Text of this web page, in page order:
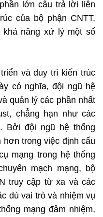
lớn câu trả lời liên
của bộ phận CNTT,
năng xử lý một số
và duy trì kiến ​​trúc
có nghĩa, đội ngũ hệ
quản lý các phần nhất
chẳng hạn như các
Bởi đội ngũ hệ thống
hơn trong việc định cấu
mạng trong hệ thống
mạch mạng, bộ
truy cập từ xa và các
dù vai trò và nhiệm vụ
mạng đảm nhiệm,